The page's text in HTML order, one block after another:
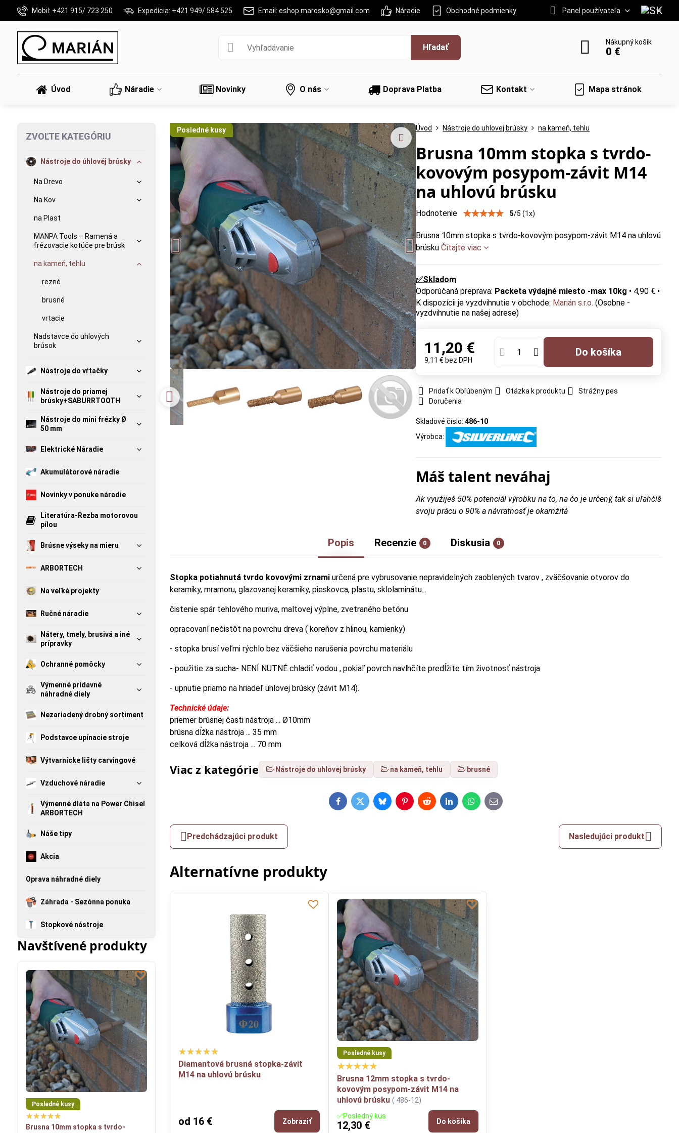
Mobil: +421 915/ 723 250 Expedícia: +421 949/ 584 525 Email: eshop.marosko@gmail.com Náradie Obchodné podmienky Panel používateľa
Hľadať
Nákupný košík
0 €
Úvod Náradie Novinky O nás Doprava Platba Kontakt Mapa stránok
Posledné kusy Úvod Nástroje do uhlovej brúsky na kameň, tehlu
Brusna 10mm stopka s tvrdo-
kovovým posypom-závit M14
na uhlovú brúsku
Hodnotenie 5/5 (1x)
Brusna 10mm stopka s tvrdo-kovovým posypom-závit M14 na uhlovú
brúskuČítajte viac
✅Skladom
Packeta výdajné miesto -max 10kg • 4,90 € •
Marián s.r.o. (Osobne -
vyzdvihnutie na našej adrese)
11,20 €
9,11 € bez DPH
Do košíka
Pridať k Obľúbeným Otázka k produktu
Strážny pes
Doručenia
Skladové číslo:486-10
Výrobca:
Máš talent neváhaj
Ak využiješ 50% potenciál výrobku na to, na čo je určený, tak si uľahčíš
svoju prácu o 90% a návratnosť je okamžitá
Popis Recenzie 0 Diskusia 0
Stopka potiahnutá tvrdo kovovými zrnami určená pre vybrusovanie nepravidelných zaoblených tvarov , zväčšovanie otvorov do
keramiky, mramoru, glazovanej keramiky, pieskovca, plastu, sklolaminátu...
čistenie spár tehlového muriva, maltovej výplne, zvetraného betónu
opracovaní nečistôt na povrchu dreva ( koreňov z hlinou, kamienky)
- stopka brusí veľmi rýchlo bez väčšieho narušenia povrchu materiálu
- použitie za sucha- NENÍ NUTNÉ chladiť vodou , pokiaľ povrch navlhčíte predĺžite tím životnosť nástroja
- upnutie priamo na hriadeľ uhlovej brúsky (závit M14).
Technické údaje:
priemer brúsnej časti nástroja ... Ø10mm
brúsna dĺžka nástroja ... 35 mm
celková dĺžka nástroja ... 70 mm
Viac z kategórie Nástroje do uhlovej brúsky na kameň, tehlu brusné
FacebookTwitterBlueskyPinterestRedditLinkedInWhatsApp
E-
mail
Predchádzajúci produkt Nasledujúci produkt
Alternatívne produkty
Diamantová brusná stopka-závit
M14 na uhlovú brúsku
od 16 € Zobraziť
Posledné kusy
Brusna 12mm stopka s tvrdo-
kovovým posypom-závit M14 na
uhlovú brúsku ( 486-12)
✅Posledný kus
12,30 € Do košíka
ZVOĽTE KATEGÓRIU
Nástroje do úhlovéj brúsky
Na Drevo
Na Kov
na Plast
MANPA Tools – Ramená a
frézovacie kotúče pre brúsk
na kameň, tehlu
rezné
brusné
vrtacie
Nadstavce do uhlových
brúsok
Nástroje do vŕtačky
Nástroje do priamej
brúsky+SABURRTOOTH
Nástroje do mini frézky Ø
50 mm
Elektrické Náradie
Akumulátorové náradie
Novinky v ponuke náradie
Literatúra-Rezba motorovou
pílou
Brúsne výseky na mieru
ARBORTECH
Na veľké projekty
Ručné náradie
Nátery, tmely, brusivá a iné
prípravky
Ochranné pomôcky
Výmenné prídavné
náhradné diely
Nezariadený drobný sortiment
Podstavce upínacie stroje
Výtvarnícke lišty carvingové
Vzduchové náradie
Výmenné dláta na Power Chisel
ARBORTECH
Náše tipy
Akcia
Oprava náhradné diely
Záhrada - Sezónna ponuka
Stopkové nástroje
Navštívené produkty
Posledné kusy
Brusna 10mm stopka s tvrdo-